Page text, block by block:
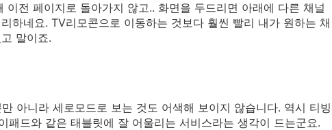
이전 페이지로 돌아가지 않고.. 화면을 두드리면 아래에 다른 채널
하네요. TV리모콘으로 이동하는 것보다 훨씬 빨리 내가 원하는 채
말이죠.
아니라 세로모드로 보는 것도 어색해 보이지 않습니다. 역시 티빙
패드와 같은 태블릿에 잘 어울리는 서비스라는 생각이 드는군요.